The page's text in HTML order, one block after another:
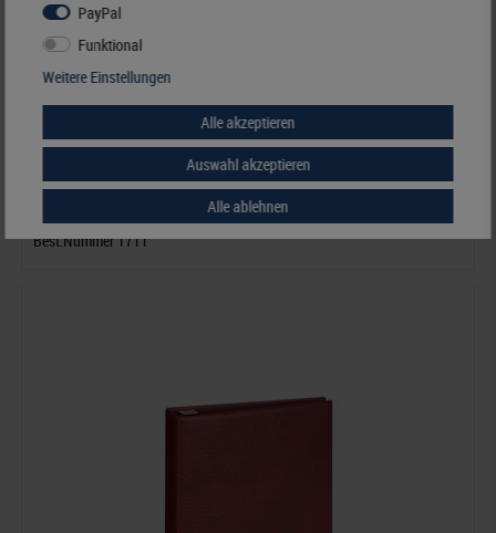
26,00 €*
Best.Nummer 1711
PayPal
Funktional
Weitere Einstellungen
Alle akzeptieren
Auswahl akzeptieren
Alle ablehnen